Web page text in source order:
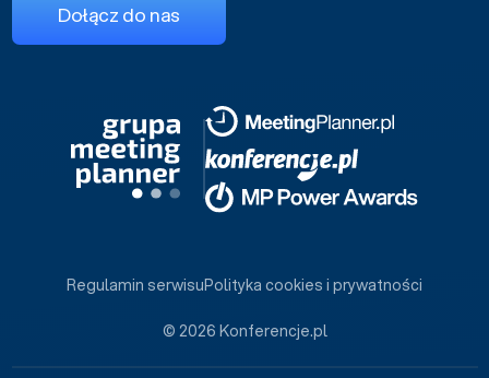
Dołącz do nas
© 2026 Konferencje.pl
Regulamin serwisuPolityka cookies i prywatności